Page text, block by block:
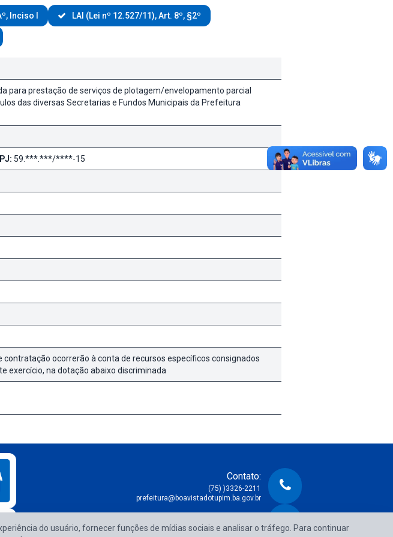
Inciso I LAI (Lei nº 12.527/11), Art. 8º, §2º
para prestação de serviços de plotagem/envelopamento parcial
das diversas Secretarias e Fundos Municipais da Prefeitura
59.***.***/****-15
ocorrerão à conta de recursos específicos consignados
exercício, na dotação abaixo discriminada
Contato:
(75) )3326-2211
prefeitura@boavistadotupim.ba.gov.br
Atendimento de Segunda à Sexta das 08:00h às 14:00h
do usuário, fornecer funções de mídias sociais e analisar o tráfego. Para continuar